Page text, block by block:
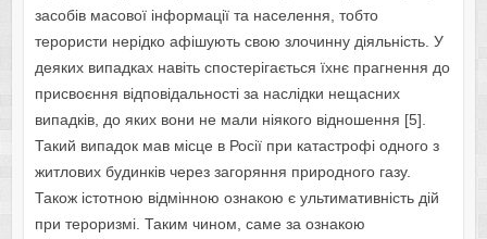
засобів масової інформації та населення, тобто
терористи нерідко афішують свою злочинну діяльність. У
деяких випадках навіть спостерігається їхнє прагнення до
присвоєння відповідальності за наслідки нещасних
випадків, до яких вони не мали ніякого відношення [5].
Такий випадок мав місце в Росії при катастрофі одного з
житлових будинків через загоряння природного газу.
Також істотною відмінною ознакою є ультимативність дій
при тероризмі. Таким чином, саме за ознакою